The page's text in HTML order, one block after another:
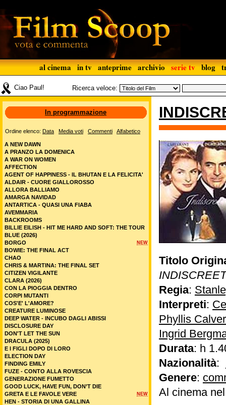
al cinema in tv anteprime archivio serie tv blog
Ciao Paul! Ricerca veloce:
Titolo
INDISCREET
Regia:
Interpreti:
Phyllis
Ingrid
Durata: h
Nazionalità:
Genere:
Al cinema
In programmazione
Ordine elenco: Data Media voti Commenti Alfabetico
A NEW DAWN
A PRANZO LA DOMENICA
A WAR ON WOMEN
AFFECTION
AGENT OF HAPPINESS - IL BHUTAN E LA FELICITA'
ALDAIR - CUORE GIALLOROSSO
ALLORA BALLIAMO
AMARGA NAVIDAD
ANTARTICA - QUASI UNA FIABA
AVEMMARIA
BACKROOMS
BILLIE EILISH - HIT ME HARD AND SOFT: THE TOUR
BLUE (2026)
NEW
BORGO
BOWIE: THE FINAL ACT
CHAO
CHRIS & MARTINA: THE FINAL SET
CITIZEN VIGILANTE
CLARA (2026)
CON LA PIOGGIA DENTRO
CORPI MUTANTI
COS'E' L'AMORE?
CREATURE LUMINOSE
DEEP WATER - INCUBO DAGLI ABISSI
DISCLOSURE DAY
DON'T LET THE SUN
DRACULA (2025)
E I FIGLI DOPO DI LORO
ELECTION DAY
FINDING EMILY
FUZE - CONTO ALLA ROVESCIA
GENERAZIONE FUMETTO
GOOD LUCK, HAVE FUN, DON’T DIE
NEW
GRETA E LE FAVOLE VERE
HEN - STORIA DI UNA GALLINA